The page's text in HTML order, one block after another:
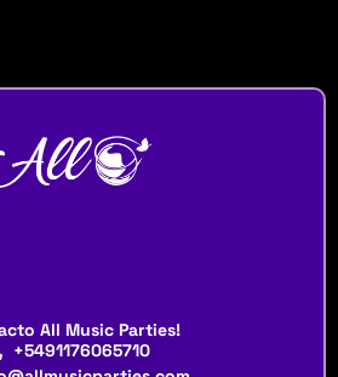
All Music Parties!
+5491176065710